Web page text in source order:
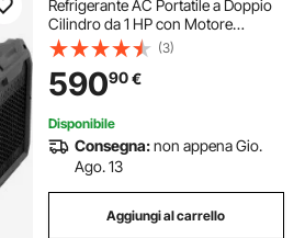
Refrigerante AC Portatile a Doppio
Cilindro da 1 HP con Motore
Brushless da 3000 Giri/min,
Strumento per Riciclaggio del
Refrigerante Freon per Autoveicoli
HVAC Domestico
(3)
59090€
Disponibile
Consegna:non appena Gio.
Ago. 13
Aggiungi al carrello